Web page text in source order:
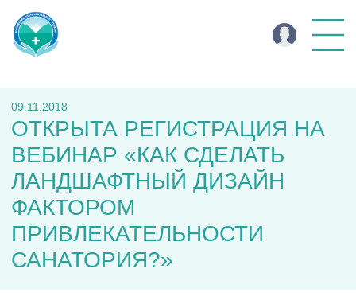
09.11.2018
ОТКРЫТА РЕГИСТРАЦИЯ НА
ВЕБИНАР «КАК СДЕЛАТЬ
ЛАНДШАФТНЫЙ ДИЗАЙН
ФАКТОРОМ
ПРИВЛЕКАТЕЛЬНОСТИ
САНАТОРИЯ?»